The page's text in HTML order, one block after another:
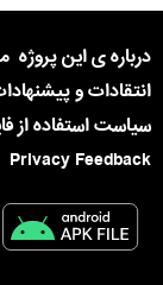
درباره ی این پروژه
انتقادات و
سیاست استفاده از
Privacy Feedback